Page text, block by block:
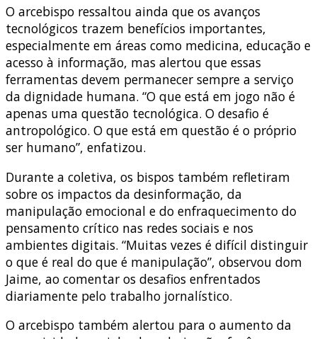
O arcebispo ressaltou ainda que os avanços
tecnológicos trazem benefícios importantes,
especialmente em áreas como medicina, educação e
acesso à informação, mas alertou que essas
ferramentas devem permanecer sempre a serviço
da dignidade humana. “O que está em jogo não é
apenas uma questão tecnológica. O desafio é
antropológico. O que está em questão é o próprio
ser humano”, enfatizou.
Durante a coletiva, os bispos também refletiram
sobre os impactos da desinformação, da
manipulação emocional e do enfraquecimento do
pensamento crítico nas redes sociais e nos
ambientes digitais. “Muitas vezes é difícil distinguir
o que é real do que é manipulação”, observou dom
Jaime, ao comentar os desafios enfrentados
diariamente pelo trabalho jornalístico.
O arcebispo também alertou para o aumento da